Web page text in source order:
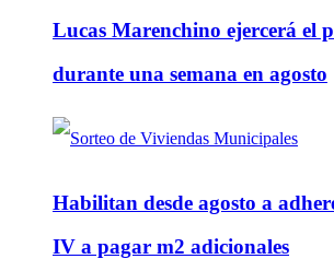
Lucas Marenchino ejercerá el
durante una semana en agosto
Habilitan desde agosto a
IV a pagar m2 adicionales